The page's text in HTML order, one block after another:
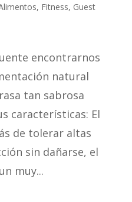
, Fitness, Guest
encontrarnos
natural
tan sabrosa
características: El
de tolerar altas
sin dañarse, el
muy...